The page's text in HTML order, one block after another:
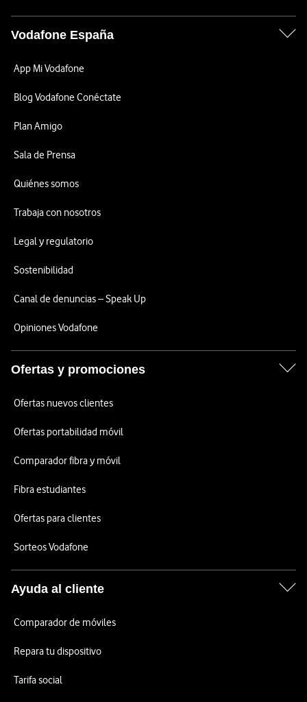
Vodafone España
App Mi Vodafone
Blog Vodafone Conéctate
Plan Amigo
Sala de Prensa
Quiénes somos
Trabaja con nosotros
Legal y regulatorio
Sostenibilidad
Canal de denuncias – Speak Up
Opiniones Vodafone
Ofertas y promociones
Ofertas nuevos clientes
Ofertas portabilidad móvil
Comparador fibra y móvil
Fibra estudiantes
Ofertas para clientes
Sorteos Vodafone
Ayuda al cliente
Comparador de móviles
Repara tu dispositivo
Tarifa social